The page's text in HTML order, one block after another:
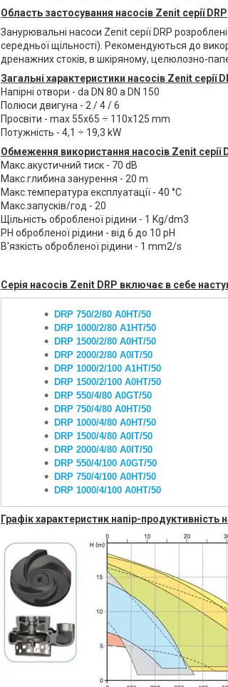
Область застосування насосів Zenit серії DRP
Занурювальні насоси Zenitсерії DRP
середньої щільності). Рекомендуються до
дренажних стоків, в шкіряному, целюлозно-
Загальні характеристики насосів Zenit серії
Напірні отвори - da DN 80 a DN 150
Полюси двигуна - 2 / 4 / 6
Просвіти - max 55x65 ÷ 110x125 mm
Потужність - 4,1 ÷ 19,3 kW
Обмеження використання насосів Zenit серії
Макс.акустичний тиск - 70 dB
Макс.глибина занурення - 20 m
Макс.температура експлуатації - 40 °C
Макс.запусків/год - 20
Щільність обробленої рідини - 1 Kg/dm3
PH обробленої рідини - від 6 до 10 pH
В'язкість обробленої рідини - 1 mm2/s
Серія насосів Zenit DRP включає в себе
DRP 750/2/80 A0HT/50
DRP 1000/2/80 A1HT/50
DRP 1500/2/80 A0HT/50
DRP 2000/2/80 A0IT/50
DRP 1000/2/100 A1HT/50
DRP 1500/2/100 A0HT/50
DRP 550/4/80 A0GT/50
DRP 750/4/80 A0HT/50
DRP 1000/4/80 A0HT/50
DRP 1500/4/80 A0IT/50
DRP 2000/4/80 A0IT/50
DRP 550/4/100 A0GT/50
DRP 750/4/100 A0HT/50
DRP 1000/4/100 A0HT/50
Графік характеристик напір-продуктивність